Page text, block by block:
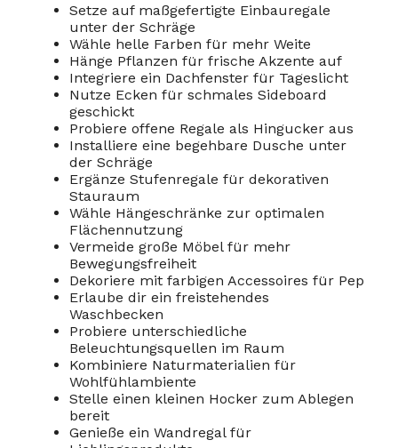
Setze auf maßgefertigte Einbauregale
unter der Schräge
Wähle helle Farben für mehr Weite
Hänge Pflanzen für frische Akzente auf
Integriere ein Dachfenster für Tageslicht
Nutze Ecken für schmales Sideboard
geschickt
Probiere offene Regale als Hingucker aus
Installiere eine begehbare Dusche unter
der Schräge
Ergänze Stufenregale für dekorativen
Stauraum
Wähle Hängeschränke zur optimalen
Flächennutzung
Vermeide große Möbel für mehr
Bewegungsfreiheit
Dekoriere mit farbigen Accessoires für Pep
Erlaube dir ein freistehendes
Waschbecken
Probiere unterschiedliche
Beleuchtungsquellen im Raum
Kombiniere Naturmaterialien für
Wohlfühlambiente
Stelle einen kleinen Hocker zum Ablegen
bereit
Genieße ein Wandregal für